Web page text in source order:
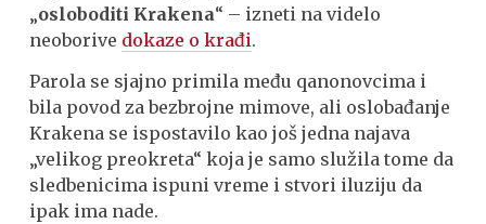
„osloboditi Krakena“ – izneti na videlo
neoborive dokaze o krađi.
Parola se sjajno primila među qanonovcima i
bila povod za bezbrojne mimove, ali oslobađanje
Krakena se ispostavilo kao još jedna najava
„velikog preokreta“ koja je samo služila tome da
sledbenicima ispuni vreme i stvori iluziju da
ipak ima nade.